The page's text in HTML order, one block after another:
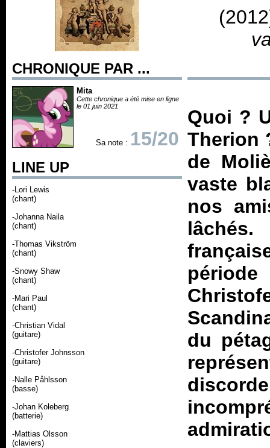
CHRONIQUE PAR ...
Mita
Cette chronique a été mise en ligne
le 01 juin 2021
Sa note : 15/20
LINE UP
-Lori Lewis
(chant)
-Johanna Naila
(chant)
-Thomas Vikström
(chant)
-Snowy Shaw
(chant)
-Mari Paul
(chant)
-Christian Vidal
(guitare)
-Christofer Johnsson
(guitare)
-Nalle Påhlsson
(basse)
-Johan Koleberg
(batterie)
-Mattias Olsson
(claviers)
Quoi ?
Therion
de
vaste
nos
du